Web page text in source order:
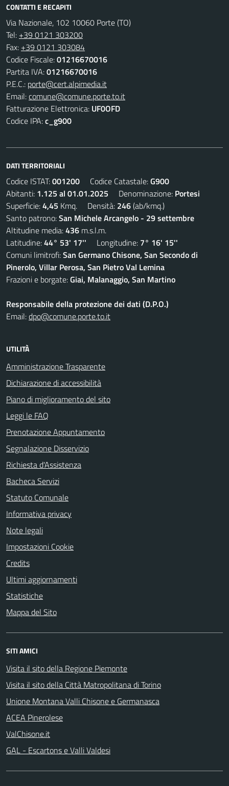
CONTATTI E RECAPITI
Via Nazionale, 102 10060 Porte (TO)
Tel: +39 0121 303200
Fax: +39 0121 303084
Codice Fiscale:01216670016
Partita IVA:01216670016
P.E.C.: porte@cert.alpimedia.it
Email:comune@comune.porte.to.it
Fatturazione Elettronica: UF0OFD
Codice IPA:c_g900
DATI TERRITORIALI
Codice ISTAT:001200 Codice Catastale:G900
Abitanti: 1.125 al 01.01.2025 Denominazione: Portesi
Superficie:4,45 Kmq. Densità: 246(ab/kmq.)
Santo patrono:San Michele Arcangelo - 29 settembre
Altitudine media:436 m.s.l.m.
Latitudine:44° 53' 17'' Longitudine: 7° 16' 15''
Comuni limitrofi:San Germano Chisone, San Secondo di
Pinerolo, Villar Perosa, San Pietro Val Lemina
Frazioni e borgate:Giai, Malanaggio, San Martino
Responsabile della protezione dei dati (D.P.O.)
Email:dpo@comune.porte.to.it
UTILITÀ
Amministrazione Trasparente
Dichiarazione di accessibilità
Piano di miglioramento del sito
Leggi le FAQ
Prenotazione Appuntamento
Segnalazione Disservizio
Richiesta d'Assistenza
Bacheca Servizi
Statuto Comunale
Informativa privacy
Note legali
Impostazioni Cookie
Credits
Ultimi aggiornamenti
Statistiche
Mappa del Sito
SITI AMICI
Visita il sito della Regione Piemonte
Visita il sito della Città Matropolitana di Torino
Unione Montana Valli Chisone e Germanasca
ACEA Pinerolese
ValChisone.it
GAL - Escartons e Valli Valdesi